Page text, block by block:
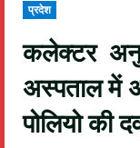
प्रदेश
कलेक्टर
अस्पताल में
पोलियो की